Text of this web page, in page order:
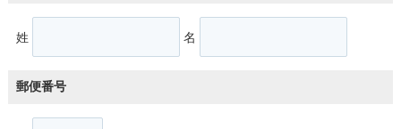
姓 名
郵便番号